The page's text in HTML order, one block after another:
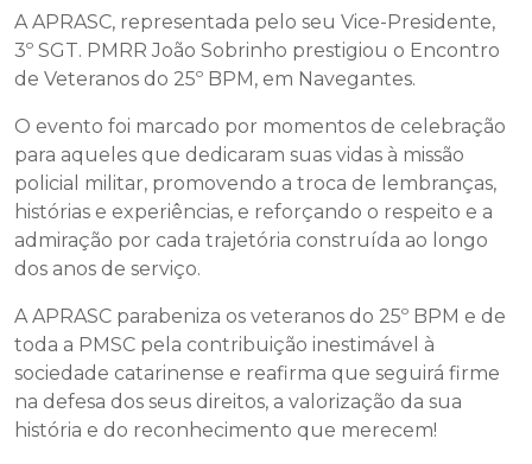
A APRASC, representada pelo seu Vice-Presidente,
3º SGT. PMRR João Sobrinho prestigiou o Encontro
de Veteranos do 25º BPM, em Navegantes.
O evento foi marcado por momentos de celebração
para aqueles que dedicaram suas vidas à missão
policial militar, promovendo a troca de lembranças,
histórias e experiências, e reforçando o respeito e a
admiração por cada trajetória construída ao longo
dos anos de serviço.
A APRASC parabeniza os veteranos do 25º BPM e de
toda a PMSC pela contribuição inestimável à
sociedade catarinense e reafirma que seguirá firme
na defesa dos seus direitos, a valorização da sua
história e do reconhecimento que merecem!